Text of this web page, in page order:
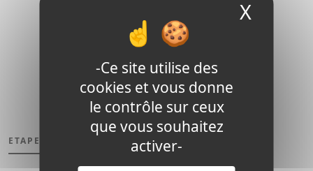
-Ce site utilise des
cookies et vous donne
le contrôle sur ceux
que vous souhaitez
activer-
X
ETAPES